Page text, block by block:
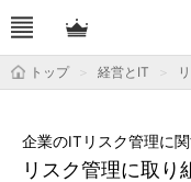
トップ 経営とIT
リスク管理に取り
企業のITリスク管理に